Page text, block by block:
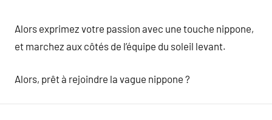
Alors exprimez votre passion avec une touche nippone,
et marchez aux côtés de l’équipe du soleil levant.
Alors, prêt à rejoindre la vague nippone ?